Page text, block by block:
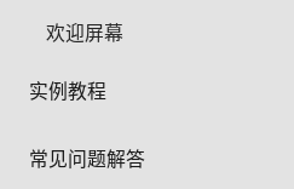
欢迎屏幕
实例教程
常见问题解答